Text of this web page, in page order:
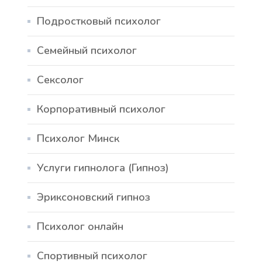
Подростковый психолог
Семейный психолог
Сексолог
Корпоративный психолог
Психолог Минск
Услуги гипнолога (Гипноз)
Эриксоновский гипноз
Психолог онлайн
Спортивный психолог